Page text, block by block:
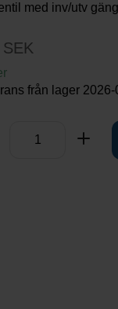
med inv/utv
från lager 2026-
Ta bort